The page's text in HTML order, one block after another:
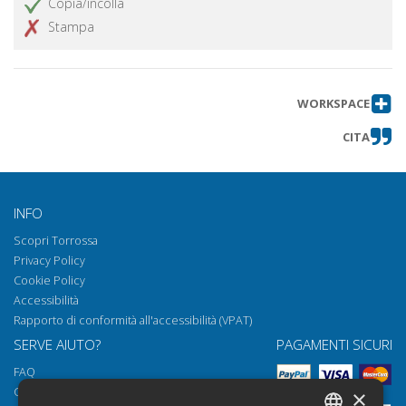
Stampa
WORKSPACE
CITA
INFO
Scopri Torrossa
Privacy Policy
Cookie Policy
Accessibilità
Rapporto di conformità all'accessibilità (VPAT)
SERVE AIUTO?
FAQ
Come aprire i nostri documenti
PAGAMENTI SICURI
×